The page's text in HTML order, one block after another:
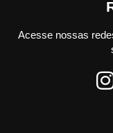
Acesse nossas